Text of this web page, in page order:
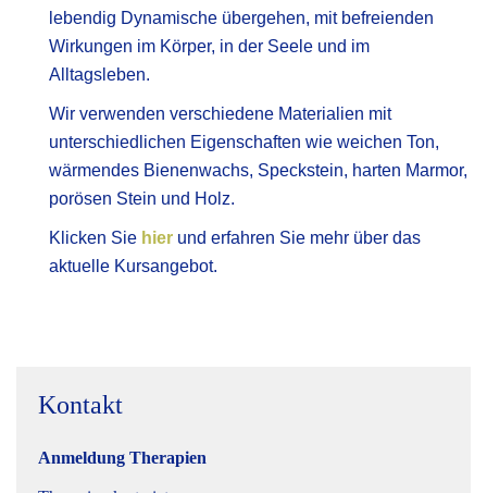
lebendig Dynamische übergehen, mit befreienden
Wirkungen im Körper, in der Seele und im
Alltagsleben.
Wir verwenden verschiedene Materialien mit
unterschiedlichen Eigenschaften wie weichen Ton,
wärmendes Bienenwachs, Speckstein, harten Marmor,
porösen Stein und Holz.
Klicken Sie hier und erfahren Sie mehr über das
aktuelle Kursangebot.
Kontakt
Anmeldung Therapien